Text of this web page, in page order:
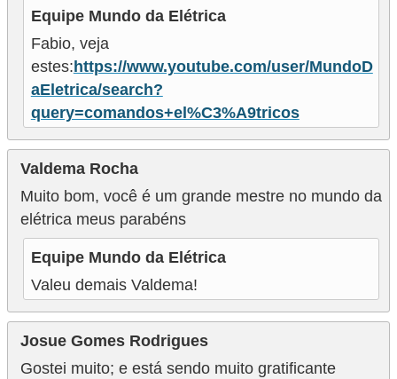
Equipe Mundo da Elétrica
Fabio, veja
estes: https://www.youtube.com/user/MundoD
aEletrica/search?
query=comandos+el%C3%A9tricos
Valdema Rocha
Muito bom, você é um grande mestre no mundo da
elétrica meus parabéns
Equipe Mundo da Elétrica
Valeu demais Valdema!
Josue Gomes Rodrigues
Gostei muito; e está sendo muito gratificante